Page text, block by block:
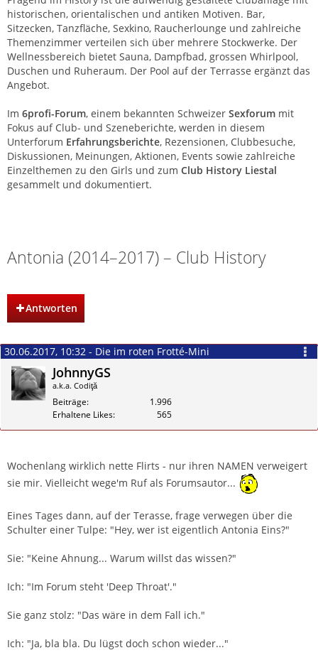
historischen, orientalischen und antiken Motiven. Bar,
Sitzecken, Tanzfläche, Sexkino, Raucherlounge und zahlreiche
Themenzimmer verteilen sich über mehrere Stockwerke. Der
Wellnessbereich bietet Sauna, Dampfbad, grossen Whirlpool,
Duschen und Ruheraum. Der Pool auf der Terrasse ergänzt das
Angebot.
Im 6profi-Forum, einem bekannten Schweizer Sexforum mit
Fokus auf Club- und Szeneberichte, werden in diesem
Unterforum Erfahrungsberichte, Rezensionen, Clubbesuche,
Diskussionen, Meinungen, Aktionen, Events sowie zahlreiche
Einzelthemen zu den Girls und zum Club History Liestal
gesammelt und dokumentiert.
Antonia (2014–2017) – Club History
Antworten
30.06.2017, 10:32 - Die im roten Frotté-Mini
JohnnyGS
a.k.a. Codiţă
Beiträge
1.996
Erhaltene Likes
565
Wochenlang wirklich nette Flirts - nur ihren NAMEN verweigert
sie mir. Vielleicht wege'm Ruf als Forumsautor...
Eines Tages dann, auf der Terasse, frage verwegen über die
Schulter einer Tulpe: "Hey, wer ist eigentlich Antonia Eins?"
Sie: "Keine Ahnung... Warum willst das wissen?"
Ich: "Im Forum steht 'Deep Throat'."
Sie ganz stolz: "Das wäre in dem Fall ich."
Ich: "Ja, bla bla. Du lügst doch schon wieder..."
Zitieren